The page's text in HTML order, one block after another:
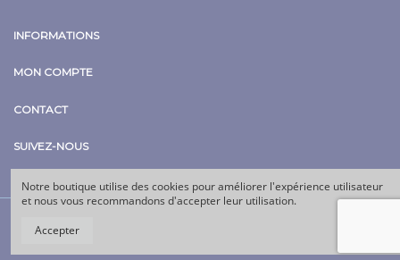
INFORMATIONS
MON COMPTE
CONTACT
SUIVEZ-NOUS
Notre boutique utilise des cookies pour améliorer l'expérience utilisateur
et nous vous recommandons d'accepter leur utilisation.
Accepter